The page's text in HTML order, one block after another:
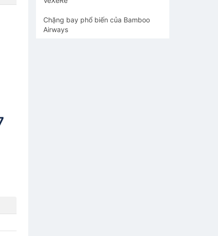
Chặng bay phổ biến của Bamboo
Airways